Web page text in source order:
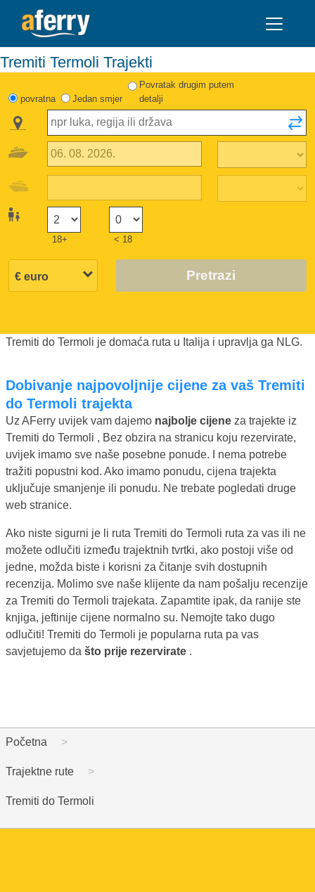
Tremiti Termoli Trajekti
povratna Jedan smjer
Povratak drugim putem
detalji
18+ < 18
Pretrazi
Tremiti do Termoli je domaća ruta u Italija i upravlja ga NLG.
Dobivanje najpovoljnije cijene za vaš Tremiti
do Termoli trajekta
Uz AFerry uvijek vam dajemo najbolje cijene za trajekte iz
Tremiti do Termoli , Bez obzira na stranicu koju rezervirate,
uvijek imamo sve naše posebne ponude. I nema potrebe
tražiti popustni kod. Ako imamo ponudu, cijena trajekta
uključuje smanjenje ili ponudu. Ne trebate pogledati druge
web stranice.
Ako niste sigurni je li ruta Tremiti do Termoli ruta za vas ili ne
možete odlučiti između trajektnih tvrtki, ako postoji više od
jedne, možda biste i korisni za čitanje svih dostupnih
recenzija. Molimo sve naše klijente da nam pošalju recenzije
za Tremiti do Termoli trajekata. Zapamtite ipak, da ranije ste
knjiga, jeftinije cijene normalno su. Nemojte tako dugo
odlučiti! Tremiti do Termoli je popularna ruta pa vas
savjetujemo da što prije rezervirate .
Početna
Trajektne rute
Tremiti do Termoli